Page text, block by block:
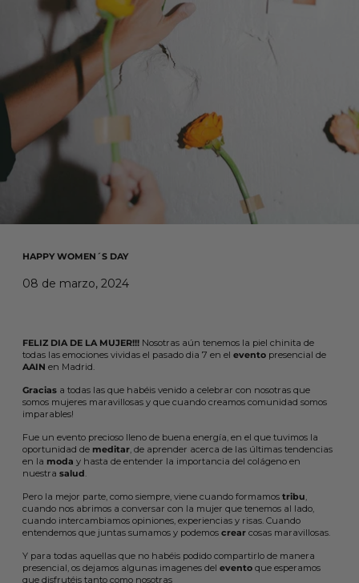
HAPPY WOMEN´S DAY
08 de marzo, 2024
FELIZ DIA DE LA MUJER!!! Nosotras aún tenemos la piel chinita de
todas las emociones vividas el pasado dia 7 en el evento presencial de
AAIN en Madrid.
Gracias a todas las que habéis venido a celebrar con nosotras que
somos mujeres maravillosas y que cuando creamos comunidad somos
imparables!
Fue un evento precioso lleno de buena energía, en el que tuvimos la
oportunidad de meditar, de aprender acerca de las últimas tendencias
en la moda y hasta de entender la importancia del colágeno en
nuestra salud.
Pero la mejor parte, como siempre, viene cuando formamos tribu,
cuando nos abrimos a conversar con la mujer que tenemos al lado,
cuando intercambiamos opiniones, experiencias y risas. Cuando
entendemos que juntas sumamos y podemos crear cosas maravillosas.
Y para todas aquellas que no habéis podido compartirlo de manera
presencial, os dejamos algunas imagenes del evento que esperamos
que disfrutéis tanto como nosotras